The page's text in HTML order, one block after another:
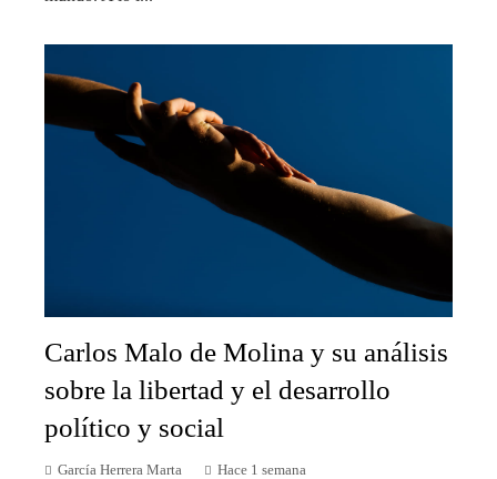
Carlos Malo de Molina y su análisis
sobre la libertad y el desarrollo
político y social
García Herrera Marta Hace 1 semana